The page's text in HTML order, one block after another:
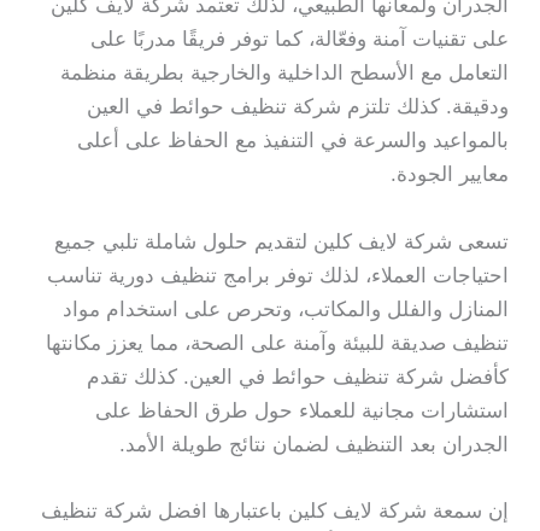
الجدران ولمعانها الطبيعي، لذلك تعتمد شركة لايف كلين
على تقنيات آمنة وفعّالة، كما توفر فريقًا مدربًا على
التعامل مع الأسطح الداخلية والخارجية بطريقة منظمة
ودقيقة. كذلك تلتزم شركة تنظيف حوائط في العين
بالمواعيد والسرعة في التنفيذ مع الحفاظ على أعلى
معايير الجودة.
تسعى شركة لايف كلين لتقديم حلول شاملة تلبي جميع
احتياجات العملاء، لذلك توفر برامج تنظيف دورية تناسب
المنازل والفلل والمكاتب، وتحرص على استخدام مواد
تنظيف صديقة للبيئة وآمنة على الصحة، مما يعزز مكانتها
كأفضل شركة تنظيف حوائط في العين. كذلك تقدم
استشارات مجانية للعملاء حول طرق الحفاظ على
الجدران بعد التنظيف لضمان نتائج طويلة الأمد.
إن سمعة شركة لايف كلين باعتبارها افضل شركة تنظيف